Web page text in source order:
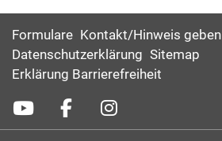
Formulare Kontakt/Hinweis geben
Datenschutzerklärung Sitemap
Erklärung Barrierefreiheit